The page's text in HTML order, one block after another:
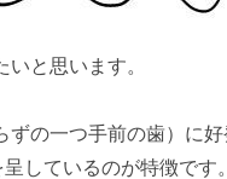
と思います。
の一つ手前の歯）に
しているのが特徴です。